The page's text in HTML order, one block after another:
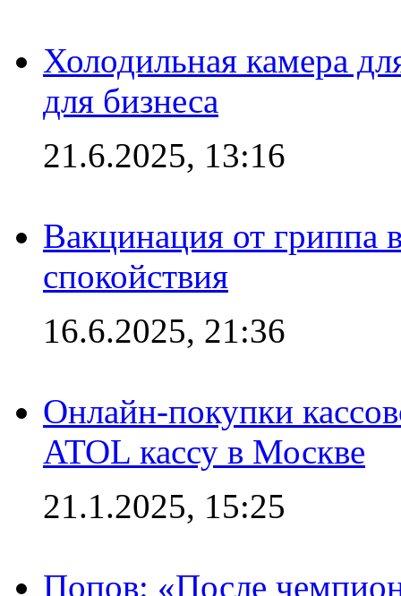
Холодильная камера
для бизнеса
21.6.2025, 13:16
Вакцинация от гриппа
спокойствия
16.6.2025, 21:36
Онлайн-покупки
ATOL кассу в Москве
21.1.2025, 15:25
Попов: «После